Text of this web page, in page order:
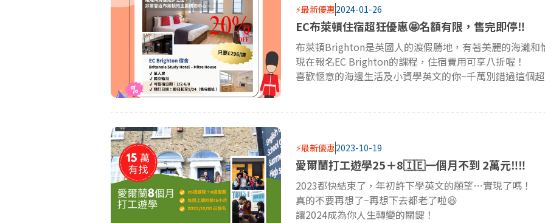
⚡最新優惠2024-01-26
EC布萊頓住宿超狂優惠🤩名額有限，售完即停‼️
現在報名EC Brighton的課程，住宿費用可享八折喔！
喜歡愜意的海邊生活及小資學英文的你~千萬別錯過這個
⚡最新優惠2023-10-19
愛爾蘭打工遊學25＋8🇮🇪一個月不到 2萬元‼‼
2023都快結束了，年初許下學英文的願望…實現了嗎！
真的不要再想了~再想下去都老了啦😆
讓2024成為你人生轉變的關鍵！